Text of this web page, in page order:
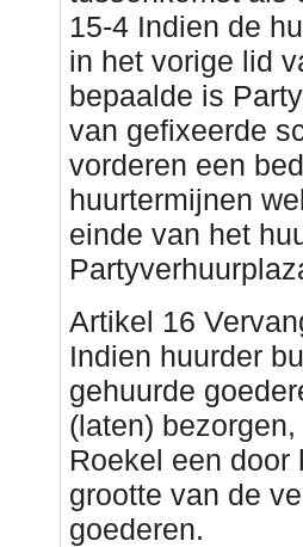
15-4 Indien de
in het vorige lid
bepaalde is
van gefixeerde
vorderen een
huurtermijnen
einde van het
Artikel 16
Indien huurder
gehuurde
(laten)
Roekel een door
grootte van de
goederen.